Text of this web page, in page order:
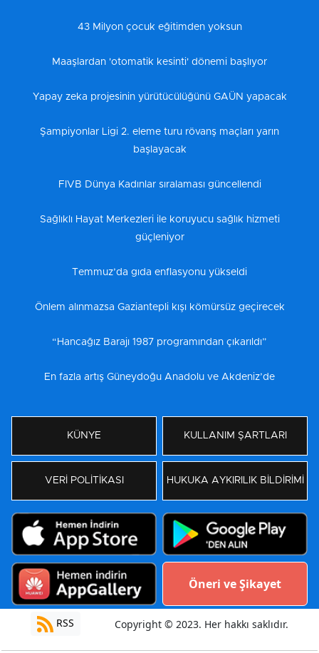
43 Milyon çocuk eğitimden yoksun
Maaşlardan 'otomatik kesinti' dönemi başlıyor
Yapay zeka projesinin yürütücülüğünü GAÜN yapacak
Şampiyonlar Ligi 2. eleme turu rövanş maçları yarın
başlayacak
FIVB Dünya Kadınlar sıralaması güncellendi
Sağlıklı Hayat Merkezleri ile koruyucu sağlık hizmeti
güçleniyor
Temmuz’da gıda enflasyonu yükseldi
Önlem alınmazsa Gaziantepli kışı kömürsüz geçirecek
“Hancağız Barajı 1987 programından çıkarıldı”
En fazla artış Güneydoğu Anadolu ve Akdeniz’de
KÜNYE KULLANIM ŞARTLARI
VERİ POLİTİKASI HUKUKA AYKIRILIK BİLDİRİMİ
Öneri ve Şikayet
RSS Copyright © 2023. Her hakkı saklıdır.